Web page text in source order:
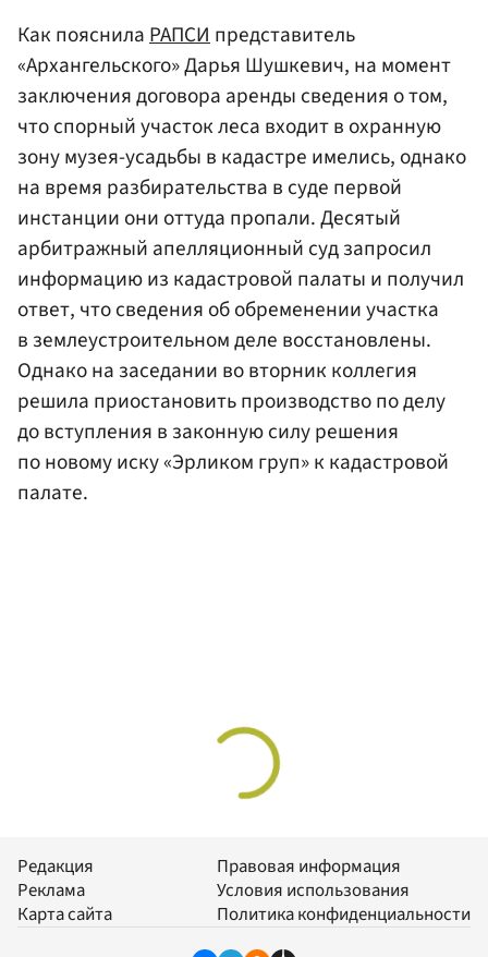
Как пояснилаРАПСИпредставитель
«Архангельского» Дарья Шушкевич, на момент
заключения договора аренды сведения о том,
что спорный участок леса входит в охранную
зону музея-усадьбы в кадастре имелись, однако
на время разбирательства в суде первой
инстанции они оттуда пропали. Десятый
арбитражный апелляционный суд запросил
информацию из кадастровой палаты и получил
ответ, что сведения об обременении участка
в землеустроительном деле восстановлены.
Однако на заседании во вторник коллегия
решила приостановить производство по делу
до вступления в законную силу решения
по новому иску «Эрликом груп» к кадастровой
палате.
Редакция
Реклама
Карта сайта
Правовая информация
Условия использования
Политика конфиденциальности